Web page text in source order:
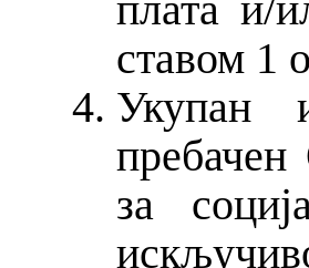
ставом 1
Укупан
за